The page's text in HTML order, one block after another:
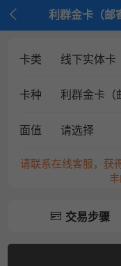

卡类 线下实体卡
卡种 利群金卡（
面值 请选择
请联系在线客服，获
交易步骤